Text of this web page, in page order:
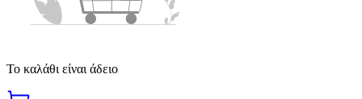
Το καλάθι είναι άδειο